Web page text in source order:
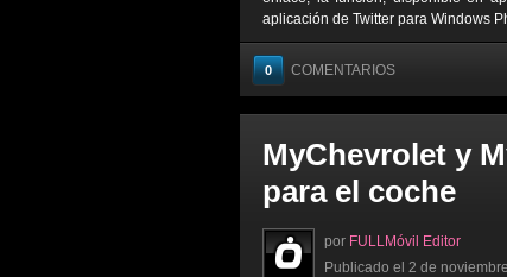
aplicación de Twitter para Windows
0 COMENTARIOS
MyChevrolet y
para el coche
por FULLMóvil Editor
Publicado el 2 de